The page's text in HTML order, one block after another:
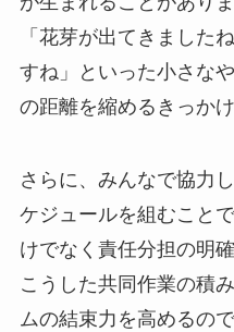
「花芽が出てきました
すね」といった小さな
の距離を縮めるきっか
さらに、みんなで協力
ケジュールを組むこと
けでなく責任分担の明
こうした共同作業の積
ムの結束力を高めるので